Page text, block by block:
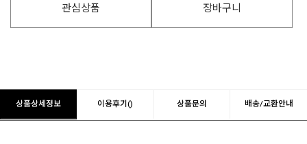
관심상품 장바구니
상품상세정보 이용후기() 상품문의 배송/교환안내